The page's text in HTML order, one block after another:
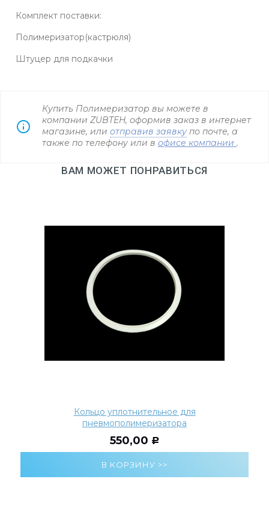
Комплект поставки:
Полимеризатор(кастрюля)
Штуцер для подкачки
Купить Полимеризатор вы можете в
компании ZUBTEH, оформив заказ в интернет
магазине, или отправив заявку по почте, а
также по телефону или в офисе компании .
ВАМ МОЖЕТ ПОНРАВИТЬСЯ
Кольцо уплотнительное для
пневмополимеризатора
550,00 Р